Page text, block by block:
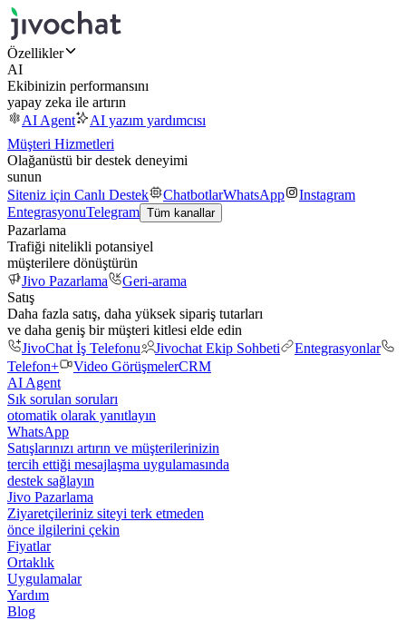
Özellikler
AI
Ekibinizin performansını
yapay zeka ile artırın
AI Agent
AI yazım yardımcısı
Müşteri Hizmetleri
Olağanüstü bir destek deneyimi
sunun
Siteniz için Canlı Destek
ChatbotlarWhatsApp
Instagram
EntegrasyonuTelegram Tüm kanallar
Pazarlama
Trafiği nitelikli potansiyel
müşterilere dönüştürün
Jivo Pazarlama
Geri-arama
Satış
Daha fazla satış, daha yüksek sipariş tutarları
ve daha geniş bir müşteri kitlesi elde edin
JivoChat İş Telefonu
Jivochat Ekip Sohbeti
Entegrasyonlar
Telefon+
Video GörüşmelerCRM
AI Agent
Sık sorulan soruları
otomatik olarak yanıtlayın
WhatsApp
Satışlarınızı artırın ve müşterilerinizin
tercih ettiği mesajlaşma uygulamasında
destek sağlayın
Jivo Pazarlama
Ziyaretçileriniz siteyi terk etmeden
önce ilgilerini çekin
Fiyatlar
Ortaklık
Uygulamalar
Yardım
Blog